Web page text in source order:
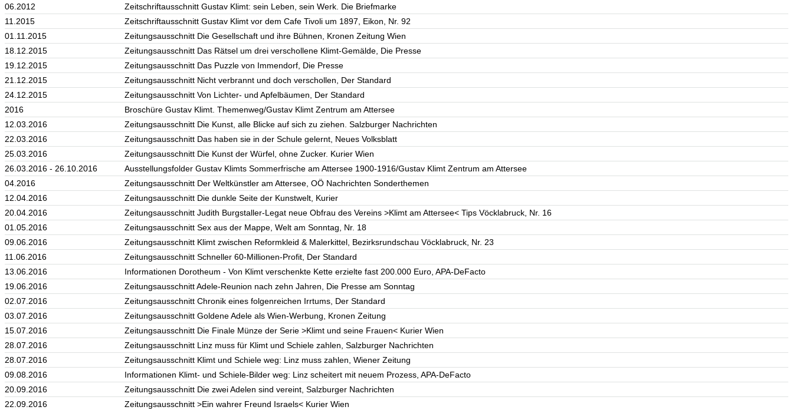
06.2012
Zeitschriftausschnitt Gustav Klimt: sein Leben, sein Werk. Die Briefmarke
11.2015
Zeitschriftausschnitt Gustav Klimt vor dem Cafe Tivoli um 1897, Eikon, Nr. 92
01.11.2015
Zeitungsausschnitt Die Gesellschaft und ihre Bühnen, Kronen Zeitung Wien
18.12.2015
Zeitungsausschnitt Das Rätsel um drei verschollene Klimt-Gemälde, Die Presse
19.12.2015
Zeitungsausschnitt Das Puzzle von Immendorf, Die Presse
21.12.2015
Zeitungsausschnitt Nicht verbrannt und doch verschollen, Der Standard
24.12.2015
Zeitungsausschnitt Von Lichter- und Apfelbäumen, Der Standard
2016
Broschüre Gustav Klimt. Themenweg/Gustav Klimt Zentrum am Attersee
12.03.2016
Zeitungsausschnitt Die Kunst, alle Blicke auf sich zu ziehen. Salzburger Nachrichten
22.03.2016
Zeitungsausschnitt Das haben sie in der Schule gelernt, Neues Volksblatt
25.03.2016
Zeitungsausschnitt Die Kunst der Würfel, ohne Zucker. Kurier Wien
26.03.2016 - 26.10.2016
Ausstellungsfolder Gustav Klimts Sommerfrische am Attersee 1900-1916/Gustav Klimt Zentrum am Attersee
04.2016
Zeitungsausschnitt Der Weltkünstler am Attersee, OÖ Nachrichten Sonderthemen
12.04.2016
Zeitungsausschnitt Die dunkle Seite der Kunstwelt, Kurier
20.04.2016
Zeitungsausschnitt Judith Burgstaller-Legat neue Obfrau des Vereins >Klimt am Attersee< Tips Vöcklabruck, Nr. 16
01.05.2016
Zeitungsausschnitt Sex aus der Mappe, Welt am Sonntag, Nr. 18
09.06.2016
Zeitungsausschnitt Klimt zwischen Reformkleid & Malerkittel, Bezirksrundschau Vöcklabruck, Nr. 23
11.06.2016
Zeitungsausschnitt Schneller 60-Millionen-Profit, Der Standard
13.06.2016
Informationen Dorotheum - Von Klimt verschenkte Kette erzielte fast 200.000 Euro, APA-DeFacto
19.06.2016
Zeitungsausschnitt Adele-Reunion nach zehn Jahren, Die Presse am Sonntag
02.07.2016
Zeitungsausschnitt Chronik eines folgenreichen Irrtums, Der Standard
03.07.2016
Zeitungsausschnitt Goldene Adele als Wien-Werbung, Kronen Zeitung
15.07.2016
Zeitungsausschnitt Die Finale Münze der Serie >Klimt und seine Frauen< Kurier Wien
28.07.2016
Zeitungsausschnitt Linz muss für Klimt und Schiele zahlen, Salzburger Nachrichten
28.07.2016
Zeitungsausschnitt Klimt und Schiele weg: Linz muss zahlen, Wiener Zeitung
09.08.2016
Informationen Klimt- und Schiele-Bilder weg: Linz scheitert mit neuem Prozess, APA-DeFacto
20.09.2016
Zeitungsausschnitt Die zwei Adelen sind vereint, Salzburger Nachrichten
22.09.2016
Zeitungsausschnitt >Ein wahrer Freund Israels< Kurier Wien